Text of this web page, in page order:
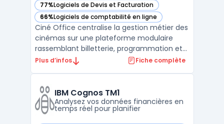
77%Logiciels de Devis et Facturation
— voir Ciné Office dans cette catégorie
66%Logiciels de comptabilité en ligne
— voir Ciné Office dans cette catégorie
Ciné Office centralise la gestion métier des
cinémas sur une plateforme modulaire
rassemblant billetterie, programmation et
opérations courantes. Les exploitants
soient uniques ou réparties sur plusieurs
sites de ...
Plus d’infos Fiche complète
IBM Cognos TM1
Analysez vos données financières en
temps réel pour planifier